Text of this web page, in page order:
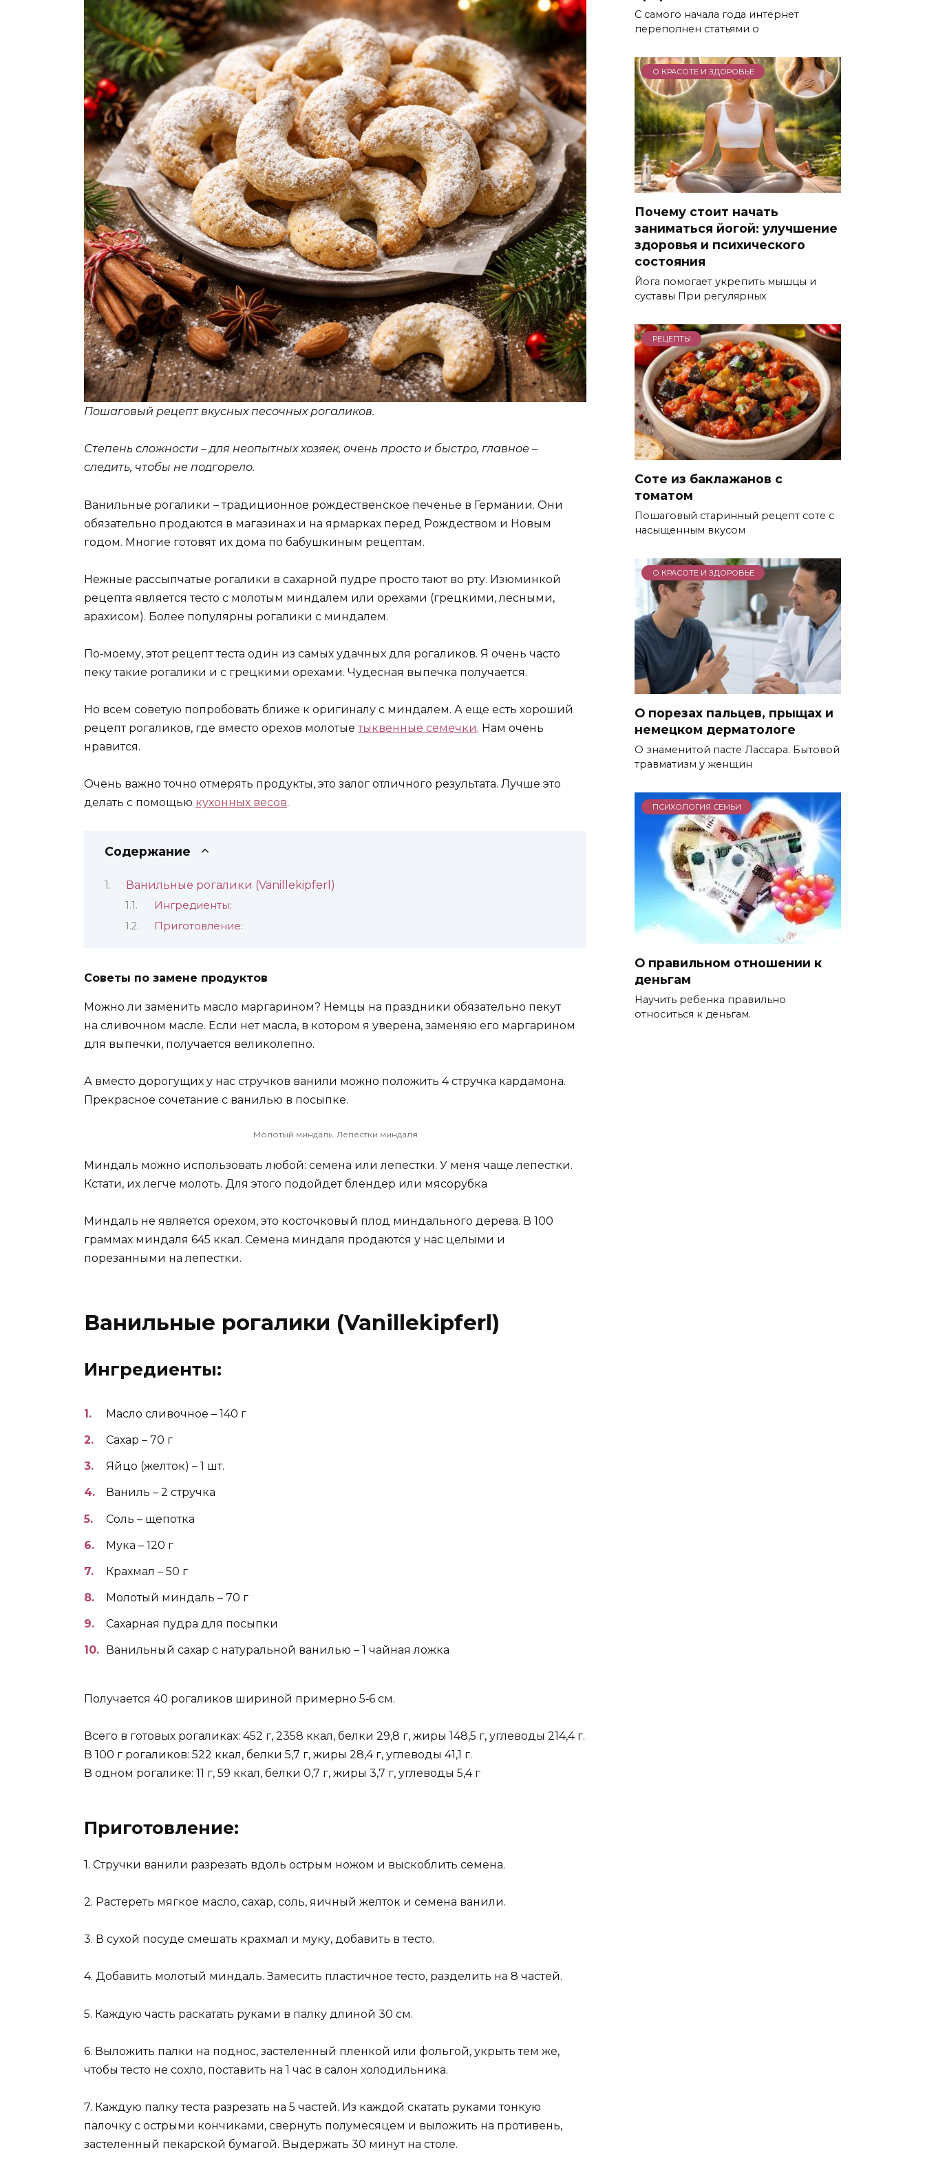
Пошаговый рецепт вкусных песочных рогаликов.
Степень сложности – для неопытных хозяек, очень просто и быстро, главное –
следить, чтобы не подгорело.
Ванильные рогалики – традиционное рождественское печенье в Германии. Они
обязательно продаются в магазинах и на ярмарках перед Рождеством и Новым
годом. Многие готовят их дома по бабушкиным рецептам.
Нежные рассыпчатые рогалики в сахарной пудре просто тают во рту. Изюминкой
рецепта является тесто с молотым миндалем или орехами (грецкими, лесными,
арахисом). Более популярны рогалики с миндалем.
По‑моему, этот рецепт теста один из самых удачных для рогаликов. Я очень часто
пеку такие рогалики и с грецкими орехами. Чудесная выпечка получается.
Но всем советую попробовать ближе к оригиналу с миндалем. А еще есть хороший
рецепт рогаликов, где вместо орехов молотыетыквенные семечки. Нам очень
нравится.
Очень важно точно отмерять продукты, это залог отличного результата. Лучше это
делать с помощью кухонных весов.
Содержание
Ванильные рогалики (Vanillekipferl)
Ингредиенты:
Приготовление:
Советы по замене продуктов
Можно ли заменить масло маргарином? Немцы на праздники обязательно пекут
на сливочном масле. Если нет масла, в котором я уверена, заменяю его маргарином
для выпечки, получается великолепно.
А вместо дорогущих у нас стручков ванили можно положить 4 стручка кардамона.
Прекрасное сочетание с ванилью в посыпке.
Молотый миндаль. Лепестки миндаля
Миндаль можно использовать любой: семена или лепестки. У меня чаще лепестки.
Кстати, их легче молоть. Для этого подойдет блендер или мясорубка
Миндаль не является орехом, это косточковый плод миндального дерева. В 100
граммах миндаля 645 ккал. Семена миндаля продаются у нас целыми и
порезанными на лепестки.
Ванильные рогалики (Vanillekipferl)
Ингредиенты:
Масло сливочное – 140 г
Сахар – 70 г
Яйцо (желток) – 1 шт.
Ваниль – 2 стручка
Соль – щепотка
Мука – 120 г
Крахмал – 50 г
Молотый миндаль – 70 г
Сахарная пудра для посыпки
Ванильный сахар с натуральной ванилью – 1 чайная ложка
Получается 40 рогаликов шириной примерно 5‑6 см.
Всего в готовых рогаликах: 452 г, 2358 ккал, белки 29,8 г, жиры 148,5 г, углеводы 214,4 г.
В 100 г рогаликов: 522 ккал, белки 5,7 г, жиры 28,4 г, углеводы 41,1 г.
В одном рогалике: 11 г, 59 ккал, белки 0,7 г, жиры 3,7 г, углеводы 5,4 г
Приготовление:
1. Стручки ванили разрезать вдоль острым ножом и выскоблить семена.
2. Растереть мягкое масло, сахар, соль, яичный желток и семена ванили.
3. В сухой посуде смешать крахмал и муку, добавить в тесто.
4. Добавить молотый миндаль. Замесить пластичное тесто, разделить на 8 частей.
5. Каждую часть раскатать руками в палку длиной 30 см.
6. Выложить палки на поднос, застеленный пленкой или фольгой, укрыть тем же,
чтобы тесто не сохло, поставить на 1 час в салон холодильника.
7. Каждую палку теста разрезать на 5 частей. Из каждой скатать руками тонкую
палочку с острыми кончиками, свернуть полумесяцем и выложить на противень,
застеленный пекарской бумагой. Выдержать 30 минут на столе.
С самого начала года интернет
переполнен статьями о
О КРАСОТЕ И ЗДОРОВЬЕ
Почему стоит начать
заниматься йогой: улучшение
здоровья и психического
состояния
Йога помогает укрепить мышцы и
суставы При регулярных
РЕЦЕПТЫ
Соте из баклажанов с
томатом
Пошаговый старинный рецепт соте с
насыщенным вкусом
О КРАСОТЕ И ЗДОРОВЬЕ
О порезах пальцев, прыщах и
немецком дерматологе
О знаменитой пасте Лассара. Бытовой
травматизм у женщин
ПСИХОЛОГИЯ СЕМЬИ
О правильном отношении к
деньгам
Научить ребенка правильно
относиться к деньгам.